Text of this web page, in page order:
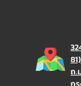
81)
ถ.